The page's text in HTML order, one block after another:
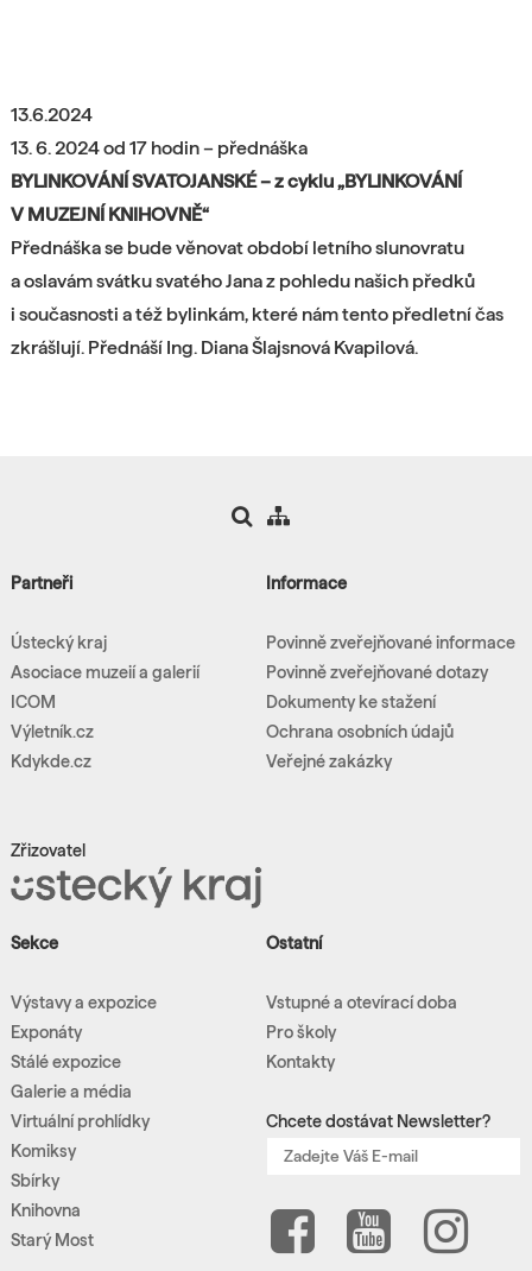
13.6.2024
13. 6. 2024 od 17 hodin – přednáška
BYLINKOVÁNÍ SVATOJANSKÉ – z cyklu „BYLINKOVÁNÍ
V MUZEJNÍ KNIHOVNĚ“
Přednáška se bude věnovat období letního slunovratu
a oslavám svátku svatého Janaz pohledu našich předků
i současnosti a též bylinkám, které nám tento předletní čas
zkrášlují. Přednáší Ing. Diana Šlajsnová Kvapilová.
Partneři
Ústecký kraj
Asociace muzeií a galerií
ICOM
Výletník.cz
Kdykde.cz
Zřizovatel
Informace
Povinně zveřejňované informace
Povinně zveřejňované dotazy
Dokumenty ke stažení
Ochrana osobních údajů
Veřejné zakázky
Sekce
Výstavy a expozice
Exponáty
Stálé expozice
Galerie a média
Virtuální prohlídky
Komiksy
Sbírky
Knihovna
Starý Most
Ostatní
Vstupné a otevírací doba
Pro školy
Kontakty
Chcete dostávat Newsletter?